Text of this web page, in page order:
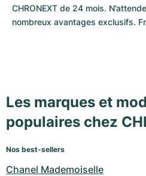
CHRONEXT de 24 mois.
nombreux avantages exclusifs.
Les marques et
populaires chez
Nos best-sellers
Chanel Mademoiselle